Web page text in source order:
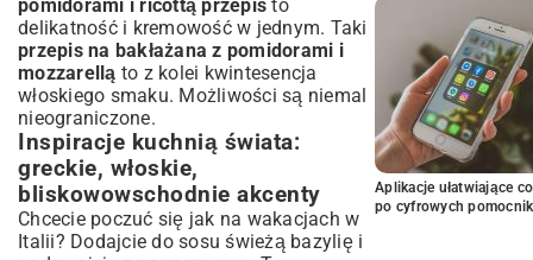
pomidorami i ricottą przepis to
delikatność i kremowość w jednym. Taki
przepis na bakłażana z pomidorami i
mozzarellą to z kolei kwintesencja
włoskiego smaku. Możliwości są niemal
nieograniczone.
Inspiracje kuchnią świata:
greckie, włoskie,
bliskowowschodnie akcenty
Chcecie poczuć się jak na wakacjach w
Italii? Dodajcie do sosu świeżą bazylię i
Aplikacje ułatwiające
po cyfrowych